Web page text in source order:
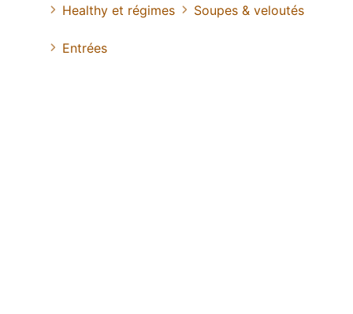
Healthy et régimes
Soupes & veloutés
Entrées